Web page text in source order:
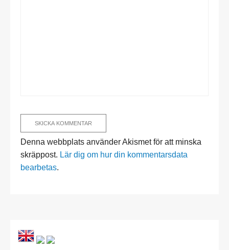
Denna webbplats använder Akismet för att minska
skräppost. Lär dig om hur din kommentarsdata
bearbetas.